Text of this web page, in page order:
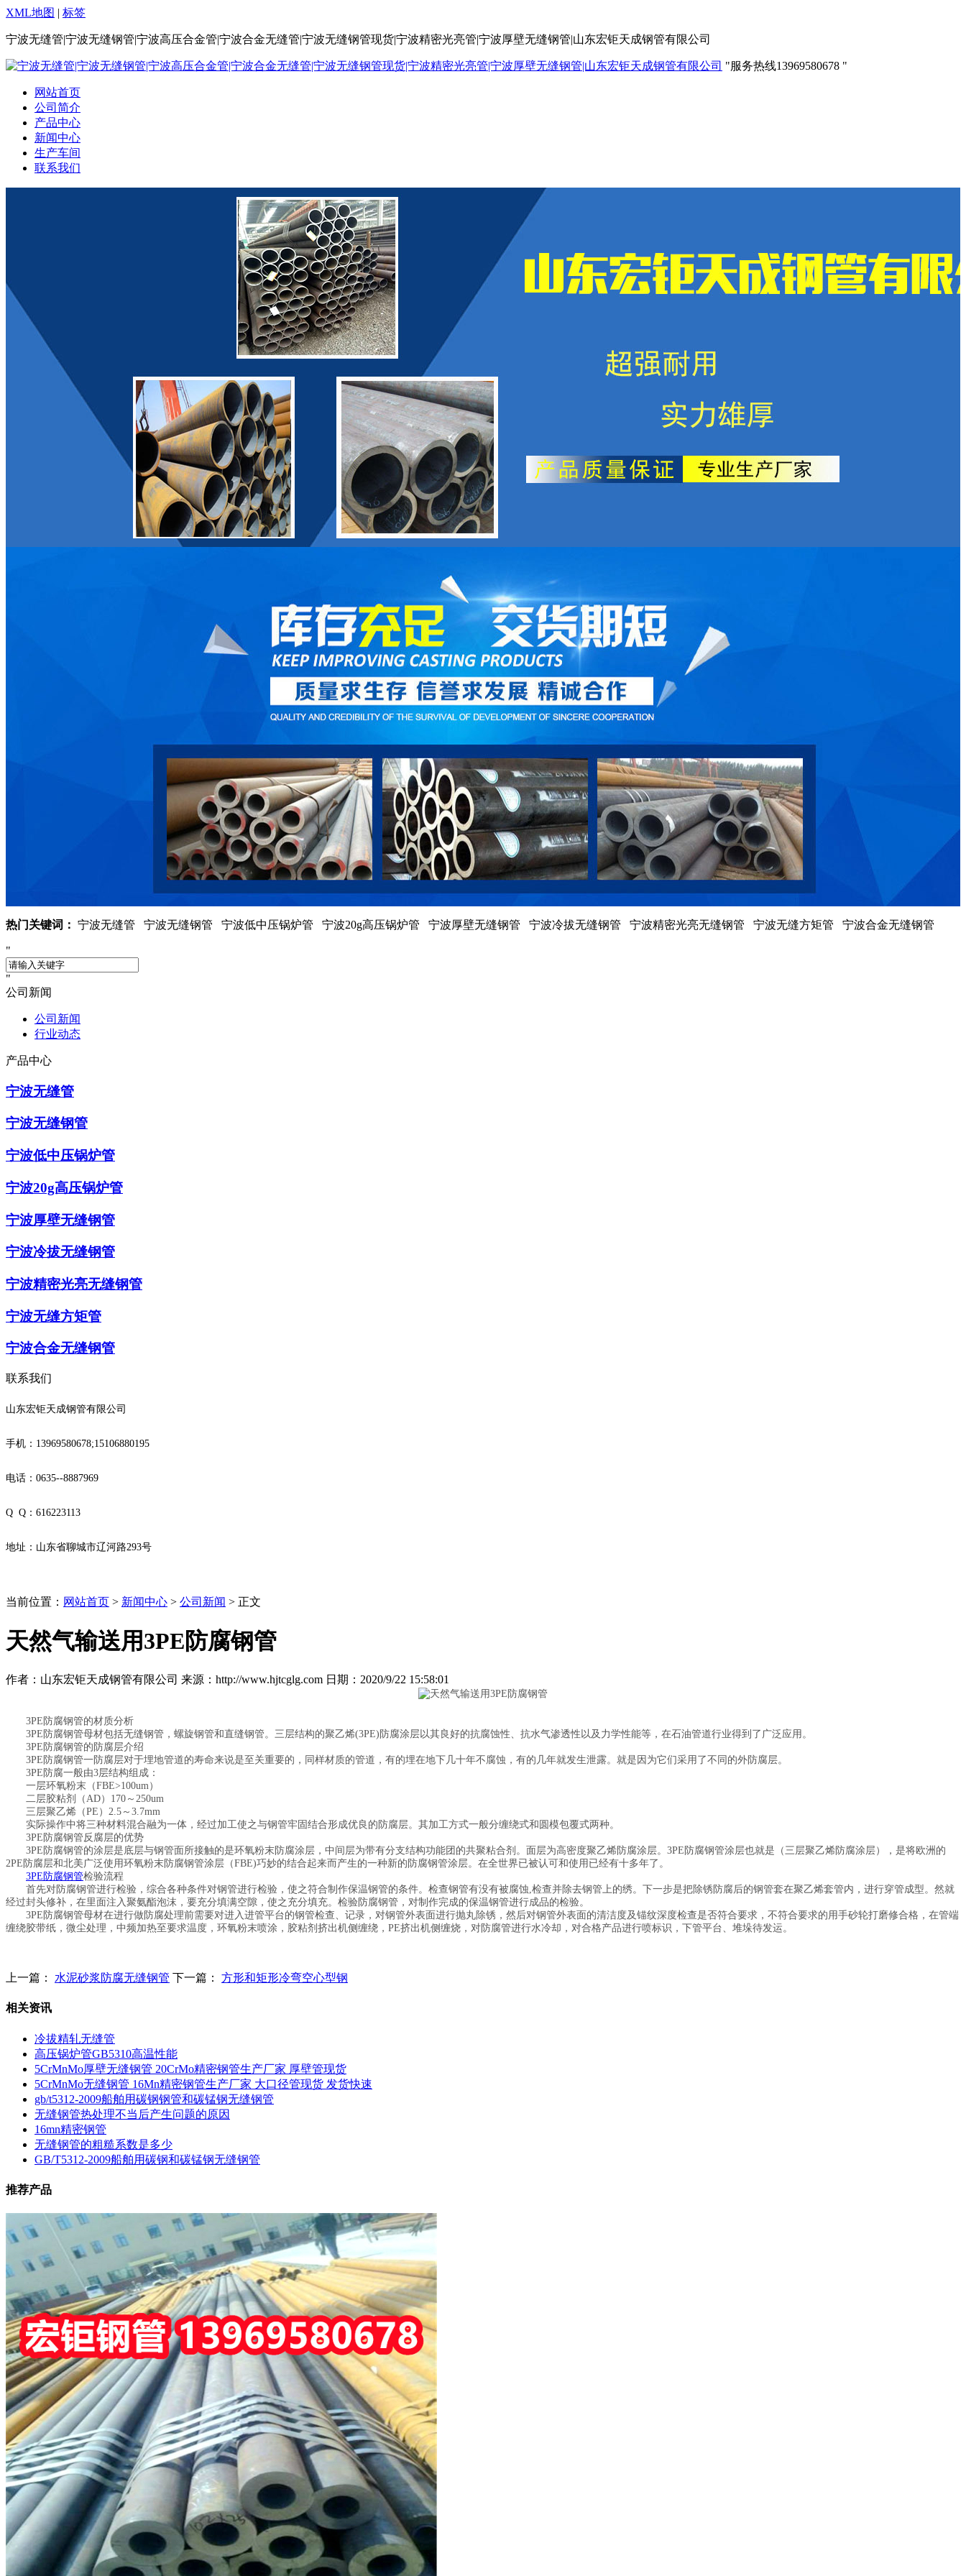
XML地图 | 标签
宁波无缝管|宁波无缝钢管|宁波高压合金管|宁波合金无缝管|宁波无缝钢管现货|宁波精密光亮管|宁波厚壁无缝钢管|山东宏钜天成钢管有限公司
服务热线13969580678
网站首页
公司简介
产品中心
新闻中心
生产车间
联系我们
热门关键词： 宁波无缝管 宁波无缝钢管 宁波低中压锅炉管 宁波20g高压锅炉管 宁波厚壁无缝钢管 宁波冷拔无缝钢管 宁波精密光亮无缝钢管 宁波无缝方矩管 宁波合金无缝钢管
公司新闻
公司新闻
行业动态
产品中心
宁波无缝管
宁波无缝钢管
宁波低中压锅炉管
宁波20g高压锅炉管
宁波厚壁无缝钢管
宁波冷拔无缝钢管
宁波精密光亮无缝钢管
宁波无缝方矩管
宁波合金无缝钢管
联系我们
山东宏钜天成钢管有限公司
手机：13969580678;15106880195
电话：0635--8887969
Q Q：616223113
地址：山东省聊城市辽河路293号
当前位置： 网站首页 > 新闻中心 > 公司新闻 > 正文
天然气输送用3PE防腐钢管
作者：山东宏钜天成钢管有限公司 来源：http://www.hjtcglg.com 日期：2020/9/22 15:58:01
3PE防腐钢管的材质分析
3PE防腐钢管母材包括无缝钢管，螺旋钢管和直缝钢管。三层结构的聚乙烯(3PE)防腐涂层以其良好的抗腐蚀性、抗水气渗透性以及力学性能等，在石油管道行业得到了广泛应用。
3PE防腐钢管的防腐层介绍
3PE防腐钢管一防腐层对于埋地管道的寿命来说是至关重要的，同样材质的管道，有的埋在地下几十年不腐蚀，有的几年就发生泄露。就是因为它们采用了不同的外防腐层。
3PE防腐一般由3层结构组成：
一层环氧粉末（FBE>100um）
二层胶粘剂（AD）170～250um
三层聚乙烯（PE）2.5～3.7mm
实际操作中将三种材料混合融为一体，经过加工使之与钢管牢固结合形成优良的防腐层。其加工方式一般分缠绕式和圆模包覆式两种。
3PE防腐钢管反腐层的优势
3PE防腐钢管的涂层是底层与钢管面所接触的是环氧粉末防腐涂层，中间层为带有分支结构功能团的共聚粘合剂。面层为高密度聚乙烯防腐涂层。3PE防腐钢管涂层也就是（三层聚乙烯防腐涂层），是将欧洲的
2PE防腐层和北美广泛使用环氧粉末防腐钢管涂层（FBE)巧妙的结合起来而产生的一种新的防腐钢管涂层。在全世界已被认可和使用已经有十多年了。
3PE防腐钢管检验流程
首先对防腐钢管进行检验，综合各种条件对钢管进行检验，使之符合制作保温钢管的条件。检查钢管有没有被腐蚀,检查并除去钢管上的绣。下一步是把除锈防腐后的钢管套在聚乙烯套管内，进行穿管成型。然就
经过封头修补，在里面注入聚氨酯泡沫，要充分填满空隙，使之充分填充。检验防腐钢管，对制作完成的保温钢管进行成品的检验。
3PE防腐钢管母材在进行做防腐处理前需要对进入进管平台的钢管检查、记录，对钢管外表面进行抛丸除锈，然后对钢管外表面的清洁度及锚纹深度检查是否符合要求，不符合要求的用手砂轮打磨修合格，在管端
缠绕胶带纸，微尘处理，中频加热至要求温度，环氧粉末喷涂，胶粘剂挤出机侧缠绕，PE挤出机侧缠烧，对防腐管进行水冷却，对合格产品进行喷标识，下管平台、堆垛待发运。
上一篇： 水泥砂浆防腐无缝钢管 下一篇： 方形和矩形冷弯空心型钢
相关资讯
冷拔精轧无缝管
高压锅炉管GB5310高温性能
5CrMnMo厚壁无缝钢管 20CrMo精密钢管生产厂家 厚壁管现货
5CrMnMo无缝钢管 16Mn精密钢管生产厂家 大口径管现货 发货快速
gb/t5312-2009船舶用碳钢钢管和碳锰钢无缝钢管
无缝钢管热处理不当后产生问题的原因
16mn精密钢管
无缝钢管的粗糙系数是多少
GB/T5312-2009船舶用碳钢和碳锰钢无缝钢管
推荐产品